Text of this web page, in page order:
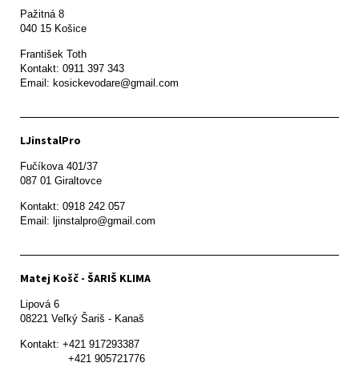
Pažitná 8
František Toth
Kontakt: 0911 397 343
Email: kosickevodare@gmail.com
LJinstalPro
Fučíkova 401/37
087 01 Giraltovce
Kontakt: 0918 242 057
Email: ljinstalpro@gmail.com
Matej Košč - ŠARIŠ KLIMA
Lipová 6
08221 Veľký Šariš - Kanaš
Kontakt: +421 917293387